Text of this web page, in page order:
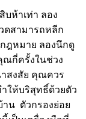
บห้าเท่า ลอง
สามารถหลีก
กฎหมาย ลองนึกดู
ณกี่ครั้งในช่วง
สงสัย คุณควร
ให้บริสุทธิ์ด้วยตัว
น ตัวกรองย่อย